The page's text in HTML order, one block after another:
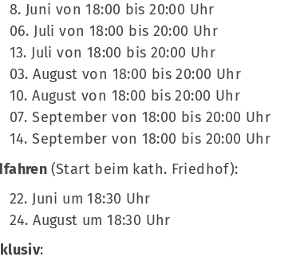
8. Juni von 18:00 bis 20:00 Uhr
06. Juli von 18:00 bis 20:00 Uhr
13. Juli von 18:00 bis 20:00 Uhr
03. August von 18:00 bis 20:00 Uhr
10. August von 18:00 bis 20:00 Uhr
07. September von 18:00 bis 20:00 Uhr
14. September von 18:00 bis 20:00 Uhr
(Start beim kath. Friedhof):
22. Juni um 18:30 Uhr
24. August um 18:30 Uhr
: